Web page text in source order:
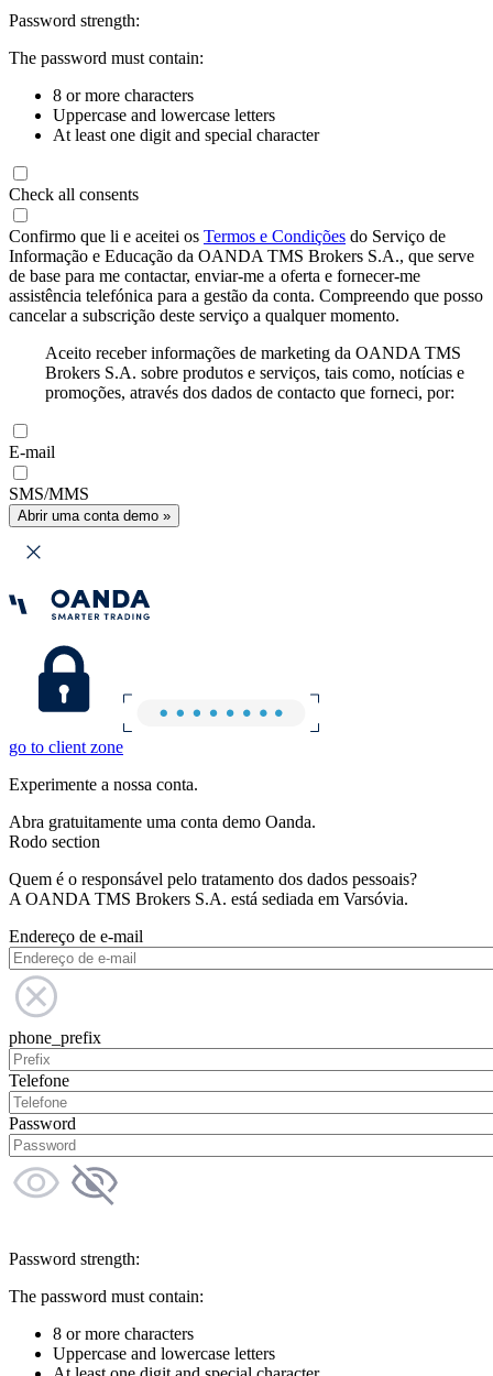
Password strength:
The password must contain:
8 or more characters
Uppercase and lowercase letters
At least one digit and special character
Check all consents
Confirmo que li e aceitei os Termos e Condições do Serviço de
Informação e Educação da OANDA TMS Brokers S.A., que serve
de base para me contactar, enviar-me a oferta e fornecer-me
assistência telefónica para a gestão da conta. Compreendo que posso
cancelar a subscrição deste serviço a qualquer momento.
Aceito receber informações de marketing da OANDA TMS
Brokers S.A. sobre produtos e serviços, tais como, notícias e
promoções, através dos dados de contacto que forneci, por:
E-mail
SMS/MMS
Abrir uma conta demo »
go to client zone
Experimente a nossa conta.
Abra gratuitamente uma conta demo Oanda.
Rodo section
Quem é o responsável pelo tratamento dos dados pessoais?
A OANDA TMS Brokers S.A. está sediada em Varsóvia.
Endereço de e-mail
phone_prefix
Telefone
Password
Password strength:
The password must contain:
8 or more characters
Uppercase and lowercase letters